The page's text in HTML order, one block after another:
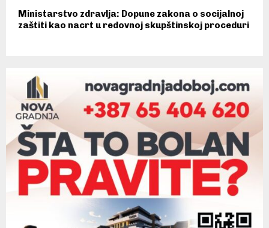
Ministarstvo zdravlja: Dopune zakona o socijalnoj
zaštiti kao nacrt u redovnoj skupštinskoj proceduri